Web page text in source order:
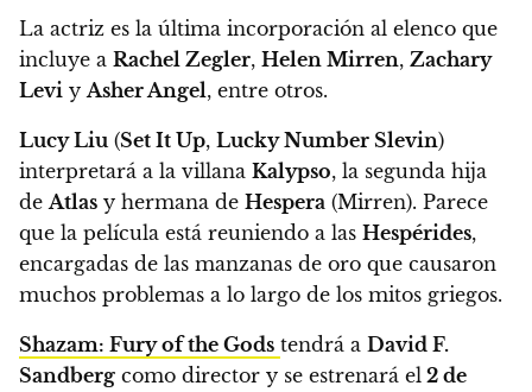
La actriz es la última incorporación al elenco que
incluye a Rachel Zegler, Helen Mirren, Zachary
Levi y Asher Angel, entre otros.
Lucy Liu (Set It Up, Lucky Number Slevin)
interpretará a la villana Kalypso, la segunda hija
de Atlas y hermana de Hespera (Mirren). Parece
que la película está reuniendo a las Hespérides,
encargadas de las manzanas de oro que causaron
muchos problemas a lo largo de los mitos griegos.
Shazam: Fury of the Gods tendrá a David F.
Sandberg como director y se estrenará el 2 de